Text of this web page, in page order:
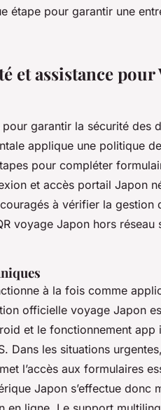
étape pour garantir une
et assistance pour
pour garantir la sécurité des
applique une politique de
pour compléter
et accès portail Japon
à vérifier la gestion
voyage Japon hors réseau
à la fois comme
officielle voyage Japon
et le fonctionnement app
Dans les situations
l’accès aux formulaires
Japon s’effectue donc